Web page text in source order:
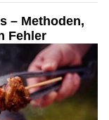
– Methoden,
Fehler